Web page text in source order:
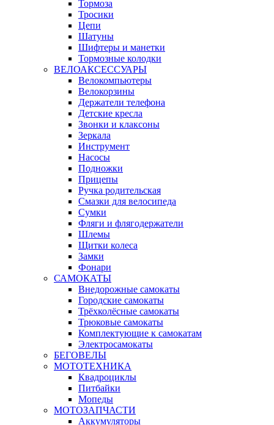
Тормоза
Тросики
Цепи
Шатуны
Шифтеры и манетки
Тормозные колодки
ВЕЛОАКСЕССУАРЫ
Велокомпьютеры
Велокорзины
Держатели телефона
Детские кресла
Звонки и клаксоны
Зеркала
Инструмент
Насосы
Подножки
Прицепы
Ручка родительская
Смазки для велосипеда
Сумки
Фляги и флягодержатели
Шлемы
Щитки колеса
Замки
Фонари
САМОКАТЫ
Внедорожные самокаты
Городские самокаты
Трёхколёсные самокаты
Трюковые самокаты
Комплектующие к самокатам
Электросамокаты
БЕГОВЕЛЫ
МОТОТЕХНИКА
Квадроциклы
Питбайки
Мопеды
МОТОЗАПЧАСТИ
Аккумуляторы